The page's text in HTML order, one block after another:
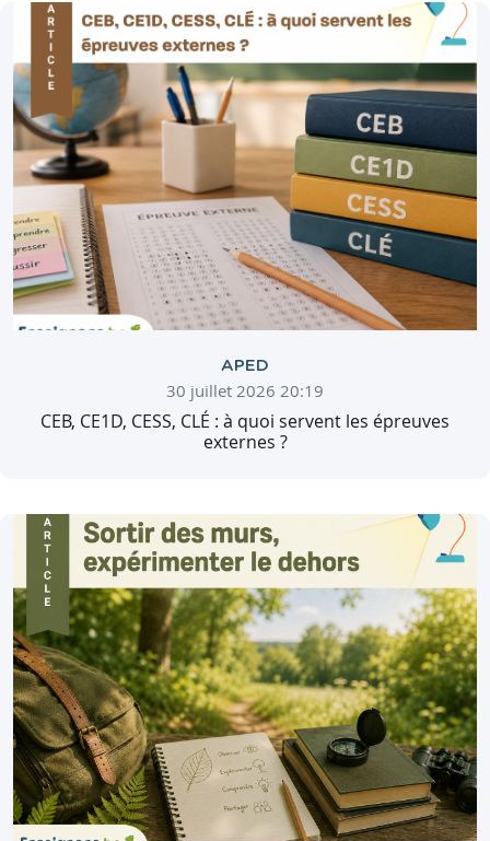
APED
30 juillet 2026 20:19
CEB, CE1D, CESS, CLÉ : à quoi servent les épreuves
externes ?